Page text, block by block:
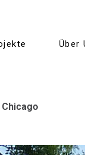
Über